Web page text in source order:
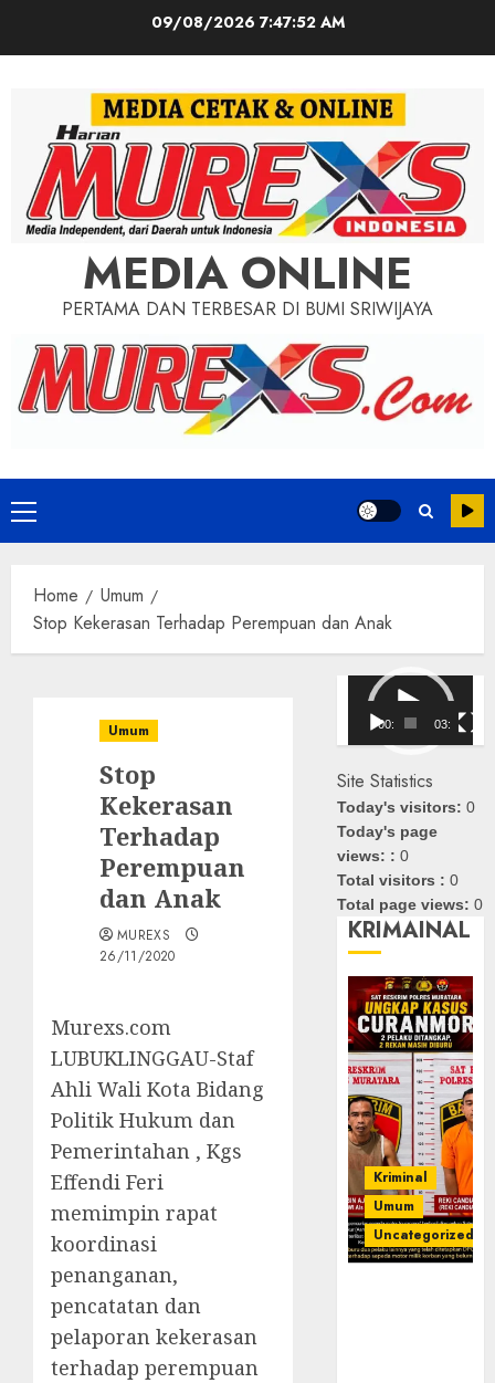
09/08/2026 7:47:54 AM
MEDIA ONLINE
PERTAMA DAN TERBESAR DI BUMI SRIWIJAYA
Primary
Menu
Home
Umum
Stop Kekerasan Terhadap Perempuan dan Anak
Umum
Stop
Kekerasan
Terhadap
Perempuan
dan Anak
MUREXS
26/11/2020
Murexs.com
LUBUKLINGGAU-Staf
Ahli Wali Kota Bidang
Politik Hukum dan
Pemerintahan , Kgs
Effendi Feri
memimpin rapat
koordinasi
penanganan,
pencatatan dan
pelaporan kekerasan
terhadap perempuan
Pemutar
Video
00:00 03:08
Site Statistics
Today's visitors:0
Today's page
views: :0
Total visitors :0
Total page views:0
KRIMAINAL
Kriminal
Umum
Uncategorized